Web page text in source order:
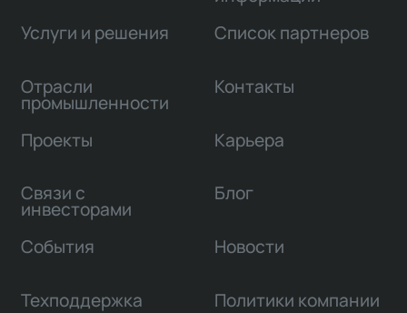
Услуги и решения
Отрасли
промышленности
Проекты
Связи с
инвесторами
Список партнеров
Контакты
Карьера
Блог
События Новости
Техподдержка Политики компании